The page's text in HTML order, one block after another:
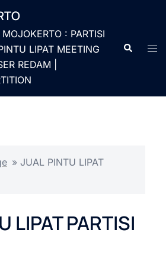
: PARTISI
LIPAT MEETING
REDAM |
Cari
» JUAL PINTU LIPAT
LIPAT PARTISI